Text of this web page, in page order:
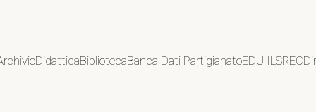
DidatticaBibliotecaBanca Dati PartigianatoEDU.ILSREC